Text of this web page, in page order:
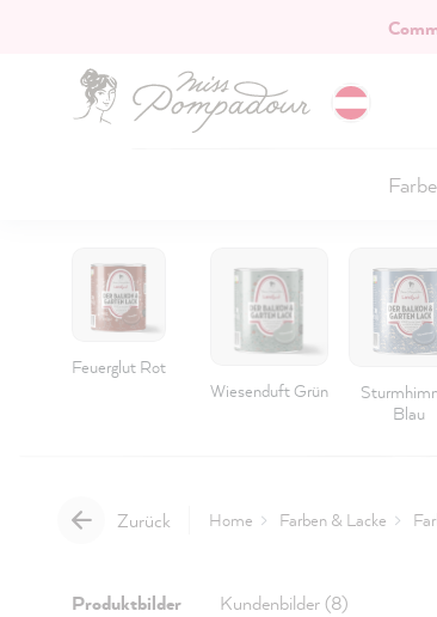
Feuerglut Rot
Wiesenduft Grün
Blau
Zurück Home Farben & Lacke
Produktbilder Kundenbilder (8)